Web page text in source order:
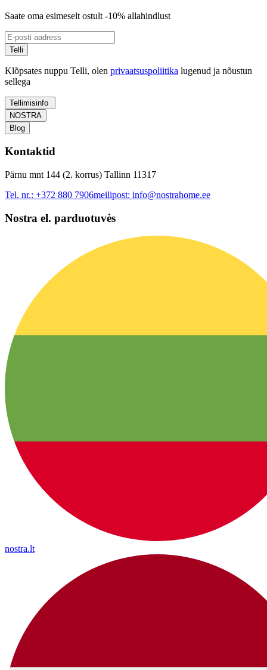
Saate oma esimeselt ostult -10% allahindlust
Telli
Klõpsates nuppu Telli, olen privaatsuspoliitika lugenud ja nõustun
sellega
Tellimisinfo
NOSTRA
Blog
Kontaktid
Pärnu mnt 144 (2. korrus) Tallinn 11317
Tel. nr.: +372 880 7906meilipost: info@nostrahome.ee
Nostra el. parduotuvės
nostra.lt